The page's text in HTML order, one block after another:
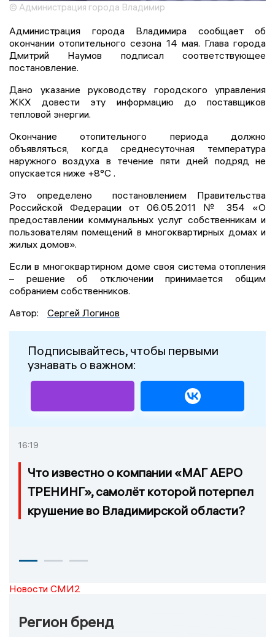
© Администрация города Владимир
Администрация города Владимира сообщает об
окончании отопительного сезона 14 мая. Глава города
Дмитрий Наумов подписал соответствующее
постановление.
Дано указание руководству городского управления
ЖКХ довести эту информацию до поставщиков
тепловой энергии.
Окончание отопительного периода должно
объявляться, когда среднесуточная температура
наружного воздуха в течение пяти дней подряд не
опускается ниже +8°С .
Это определено постановлением Правительства
Российской Федерации от 06.05.2011 № 354 «О
предоставлении коммунальных услуг собственникам и
пользователям помещений в многоквартирных домах и
жилых домов».
Если в многоквартирном доме своя система отопления
– решение об отключении принимается общим
собранием собственников.
Автор:
Сергей Логинов
Подписывайтесь, чтобы первыми
узнавать о важном:
16:19
Что известно о компании «МАГ АЕРО
ТРЕНИНГ», самолёт которой потерпел
крушение во Владимирской области?
Новости СМИ2
Регион бренд